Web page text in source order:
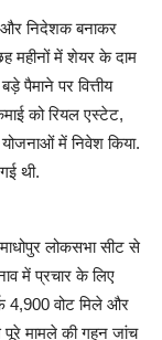
और निदेशक बनाकर
महीनों में शेयर के दाम
पैमाने पर वित्तीय
को रियल एस्टेट,
में निवेश किया.
थी.
लोकसभा सीट से
में प्रचार के लिए
4,900 वोट मिले और
पूरे मामले की गहन जांच